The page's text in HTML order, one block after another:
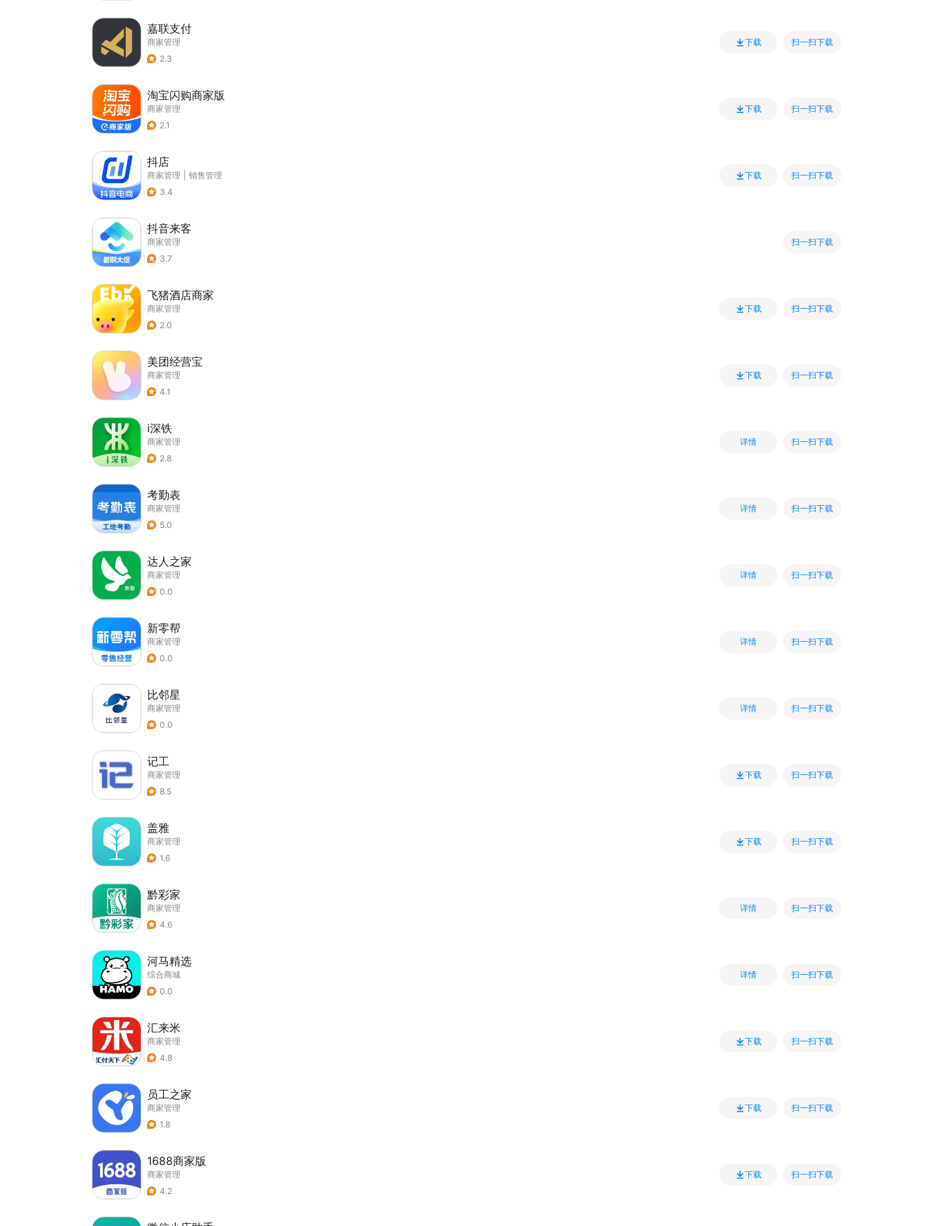
嘉联支付
商家管理
2.3
下载 扫一扫下载
淘宝闪购商家版
商家管理
2.1
下载 扫一扫下载
抖店
商家管理
销售管理
3.4
下载 扫一扫下载
抖音来客
商家管理
3.7
扫一扫下载
飞猪酒店商家
商家管理
2.0
下载 扫一扫下载
美团经营宝
商家管理
4.1
下载 扫一扫下载
i深铁
商家管理
2.8
详情 扫一扫下载
考勤表
商家管理
5.0
详情 扫一扫下载
达人之家
商家管理
0.0
详情 扫一扫下载
新零帮
商家管理
0.0
详情 扫一扫下载
比邻星
商家管理
0.0
详情 扫一扫下载
记工
商家管理
8.5
下载 扫一扫下载
盖雅
商家管理
1.6
下载 扫一扫下载
黔彩家
商家管理
4.6
详情 扫一扫下载
河马精选
综合商城
0.0
详情 扫一扫下载
汇来米
商家管理
4.8
下载 扫一扫下载
员工之家
商家管理
1.8
下载 扫一扫下载
1688商家版
商家管理
4.2
下载 扫一扫下载